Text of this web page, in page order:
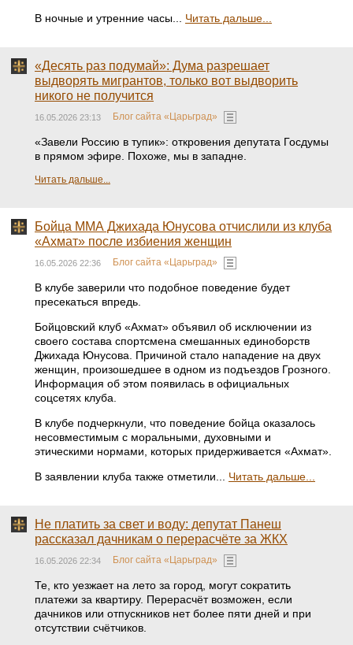
В ночные и утренние часы... Читать дальше...
«Десять раз подумай»: Дума разрешает
выдворять мигрантов, только вот выдворить
никого не получится
16.05.2026 23:13 Блог сайта «Царьград»
«Завели Россию в тупик»: откровения депутата Госдумы
в прямом эфире. Похоже, мы в западне.
Читать дальше...
Бойца ММА Джихада Юнусова отчислили из клуба
«Ахмат» после избиения женщин
16.05.2026 22:36 Блог сайта «Царьград»
В клубе заверили что подобное поведение будет
пресекаться впредь.
Бойцовский клуб «Ахмат» объявил об исключении из
своего состава спортсмена смешанных единоборств
Джихада Юнусова. Причиной стало нападение на двух
женщин, произошедшее в одном из подъездов Грозного.
Информация об этом появилась в официальных
соцсетях клуба.
В клубе подчеркнули, что поведение бойца оказалось
несовместимым с моральными, духовными и
этическими нормами, которых придерживается «Ахмат».
В заявлении клуба также отметили... Читать дальше...
Не платить за свет и воду: депутат Панеш
рассказал дачникам о перерасчёте за ЖКХ
16.05.2026 22:34 Блог сайта «Царьград»
Те, кто уезжает на лето за город, могут сократить
платежи за квартиру. Перерасчёт возможен, если
дачников или отпускников нет более пяти дней и при
отсутствии счётчиков.